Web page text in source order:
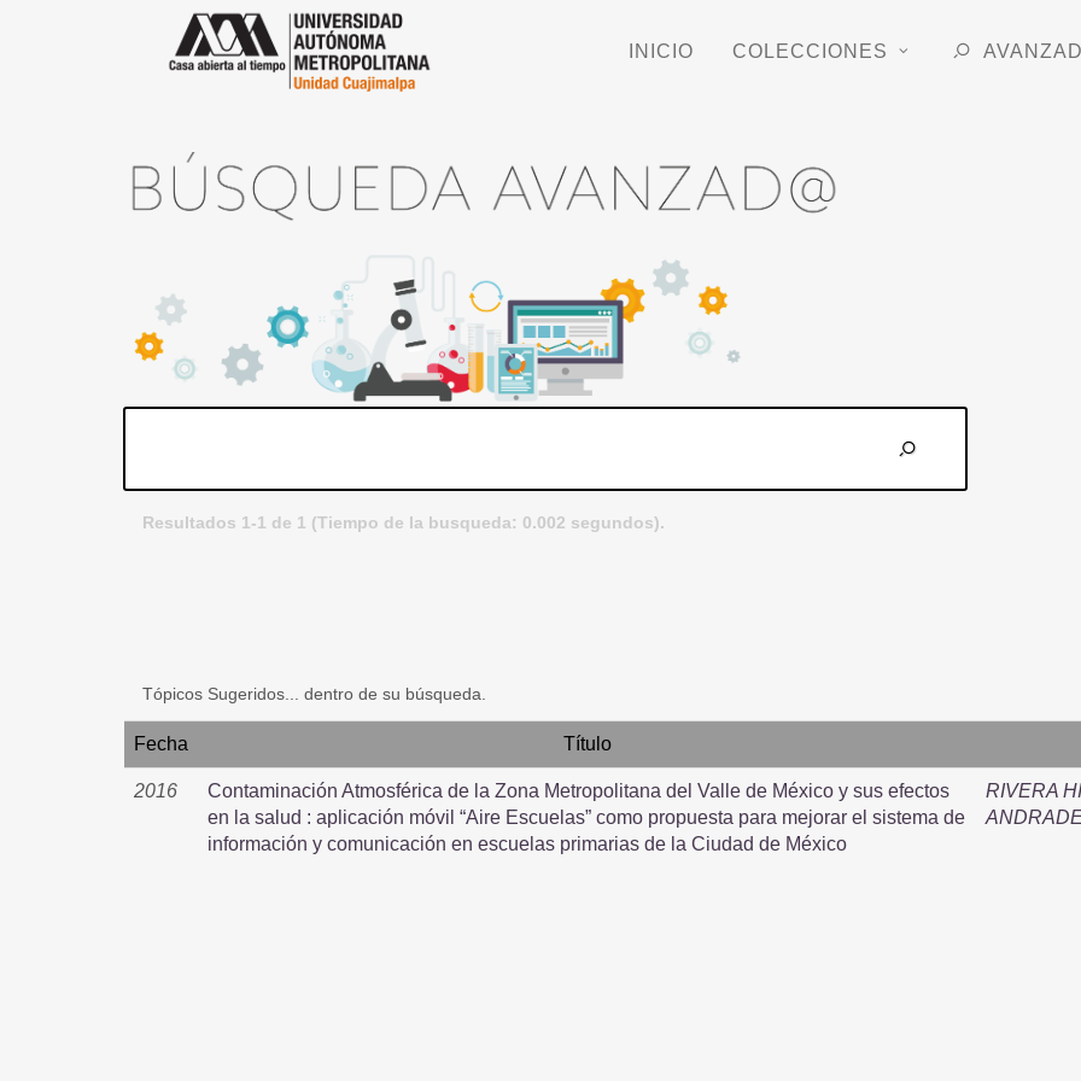
INICIO COLECCIONES
Resultados 1-1 de 1 (Tiempo de la busqueda: 0.002 segundos).
Tópicos Sugeridos... dentro de su búsqueda.
Fecha Título
2016
Contaminación Atmosférica de la Zona Metropolitana del Valle de México y sus efectos
en la salud : aplicación móvil “Aire Escuelas” como propuesta para mejorar el sistema de
información y comunicación en escuelas primarias de la Ciudad de México
RIVERA